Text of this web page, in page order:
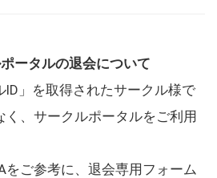
ータルの退会について
ID」を取得されたサークル様で
、サークルポータルをご利用
をご参考に、退会専用フォーム